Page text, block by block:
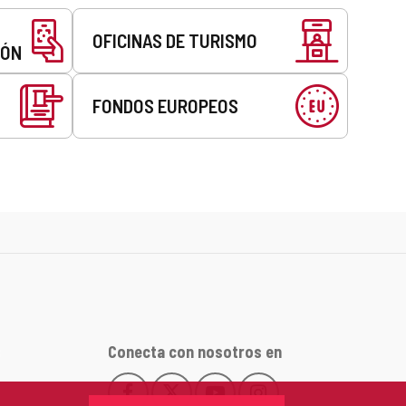
OFICINAS DE TURISMO
FONDOS EUROPEOS
Conecta con nosotros en
Este Este Este Este